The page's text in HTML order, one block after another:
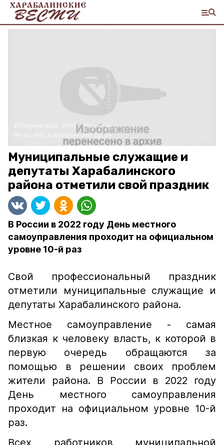
27 апреля 2022, 11:00
Общество
АМО Харабалинский район
Муниципальные служащие и
депутаты Харабалинского
района отметили свой праздник
В России в 2022 году День местного
самоуправления проходит на официальном
уровне 10-й раз
Свой профессиональный праздник
отметили муниципальные служащие и
депутаты Харабалинского района.
Местное самоуправление - самая
близкая к человеку власть, к которой в
первую очередь обращаются за
помощью в решении своих проблем
жители района. В России в 2022 году
День местного самоуправления
проходит на официальном уровне 10-й
раз.
Всех работников муниципальной